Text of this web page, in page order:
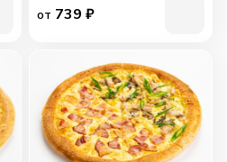
от 739 ₽